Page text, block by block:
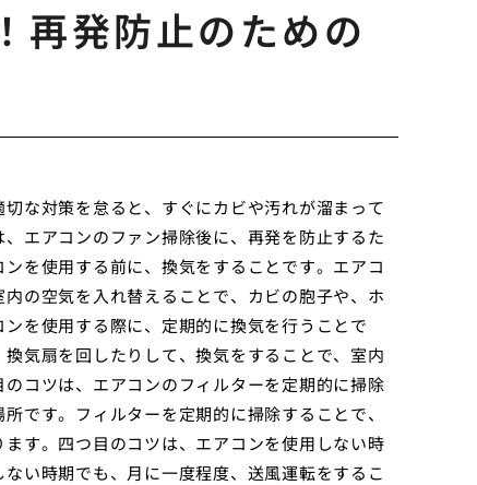
再発防止のための
な対策を怠ると、すぐにカビや汚れが溜まって
エアコンのファン掃除後に、再発を防止するた
を使用する前に、換気をすることです。エアコ
の空気を入れ替えることで、カビの胞子や、ホ
を使用する際に、定期的に換気を行うことで
気扇を回したりして、換気をすることで、室内
コツは、エアコンのフィルターを定期的に掃除
です。フィルターを定期的に掃除することで、
す。四つ目のコツは、エアコンを使用しない時
い時期でも、月に一度程度、送風運転をするこ